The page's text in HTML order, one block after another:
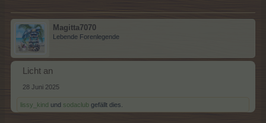
Magitta7070
Lebende Forenlegende
Licht an
28 Juni 2025
lissy_kind und sodaclub gefällt dies.